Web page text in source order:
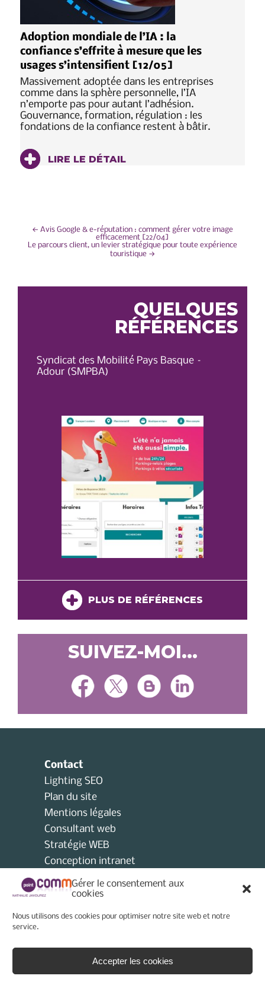
Gérer le consentement aux
cookies
Nous utilisons des cookies pour optimiser notre site web et notre
service.
Accepter les cookies
Adoption mondiale de l’IA : la
confiance s’effrite à mesure que les
usages s’intensifient [12/05]
Massivement adoptée dans les entreprises
comme dans la sphère personnelle, l’IA
n’emporte pas pour autant l’adhésion.
Gouvernance, formation, régulation : les
fondations de la confiance restent à bâtir.
LIRE LE DÉTAIL
NAVIGATION
← Avis Google & e-réputation : comment gérer votre image
efficacement [22/04]
Le parcours client, un levier stratégique pour toute expérience
touristique →
QUELQUES
RÉFÉRENCES
Syndicat des Mobilité Pays Basque –
Adour (SMPBA)
PLUS DE RÉFÉRENCES
SUIVEZ-MOI...
Contact
Lighting SEO
Plan du site
Mentions légales
Consultant web
Stratégie WEB
Conception intranet
Consultant collectivités locales
AMO